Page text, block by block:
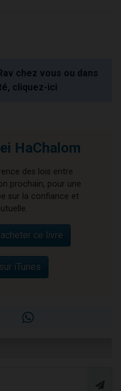
chez vous ou dans
cliquez-ici
HaChalom
des lois entre
prochain, pour une
sur la confiance et
acheter ce livre
iTunes